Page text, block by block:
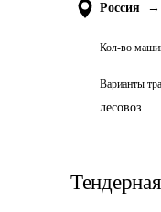
Россия →
Кол-во
Варианты
лесовоз